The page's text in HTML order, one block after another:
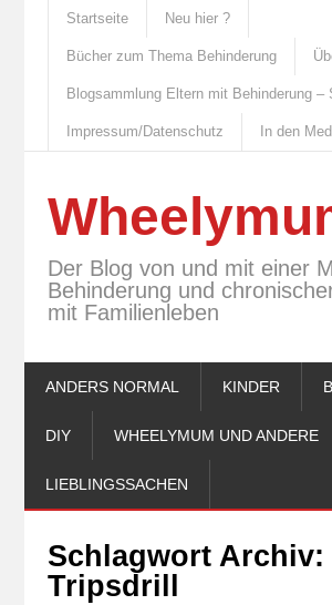
Startseite Neu hier ?
Bücher zum Thema Behinderung
Blogsammlung Eltern mit Behinderung –
Impressum/Datenschutz In den
Der Blog von und mit einer
Behinderung und
mit Familienleben
ANDERS NORMAL KINDER
DIY WHEELYMUM UND ANDERE
LIEBLINGSSACHEN
Schlagwort Archiv:
Tripsdrill